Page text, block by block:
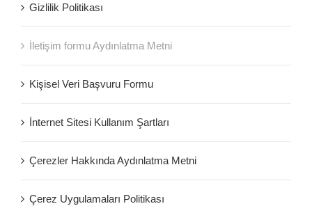
Gizlilik Politikası
İletişim formu Aydınlatma Metni
Kişisel Veri Başvuru Formu
İnternet Sitesi Kullanım Şartları
Çerezler Hakkında Aydınlatma Metni
Çerez Uygulamaları Politikası